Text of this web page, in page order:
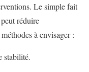
Le simple fait
réduire
à envisager :
stabilité.